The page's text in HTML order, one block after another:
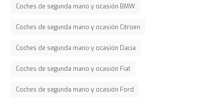
Coches de segunda mano y ocasión BMW
Coches de segunda mano y ocasión Citroen
Coches de segunda mano y ocasión Dacia
Coches de segunda mano y ocasión Fiat
Coches de segunda mano y ocasión Ford